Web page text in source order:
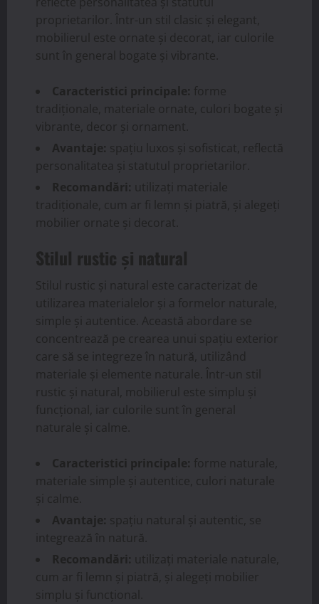
proprietarilor. Într-un stil clasic și elegant,
mobilierul este ornate și decorat, iar culorile
sunt în general bogate și vibrante.
Caracteristici principale: forme
tradiționale, materiale ornate, culori bogate și
vibrante, decor și ornament.
Avantaje: spațiu luxos și sofisticat, reflectă
personalitatea și statutul proprietarilor.
Recomandări: utilizați materiale
tradiționale, cum ar fi lemn și piatră, și alegeți
mobilier ornate și decorat.
Stilul rustic și natural
Stilul rustic și natural este caracterizat de
utilizarea materialelor și a formelor naturale,
simple și autentice. Această abordare se
concentrează pe crearea unui spațiu exterior
care să se integreze în natură, utilizând
materiale și elemente naturale. Într-un stil
rustic și natural, mobilierul este simplu și
funcțional, iar culorile sunt în general
naturale și calme.
Caracteristici principale: forme naturale,
materiale simple și autentice, culori naturale
și calme.
Avantaje: spațiu natural și autentic, se
integrează în natură.
Recomandări: utilizați materiale naturale,
cum ar fi lemn și piatră, și alegeți mobilier
simplu și funcțional.